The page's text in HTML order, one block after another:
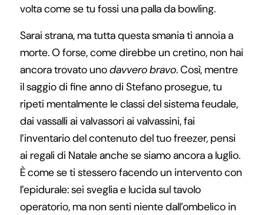
volta come se tu fossi una palla da bowling.
Sarai strana, ma tutta questa smania ti annoia a
morte. O forse, come direbbe un cretino, non hai
ancora trovato unodavvero bravo. Così, mentre
il saggio di fine anno di Stefano prosegue, tu
ripeti mentalmente le classi del sistema feudale,
dai vassalli ai valvassori ai valvassini, fai
l’inventario del contenuto del tuo freezer, pensi
ai regali di Natale anche se siamo ancora a luglio.
È come se ti stessero facendo un intervento con
l’epidurale: sei sveglia e lucida sul tavolo
operatorio, ma non senti niente dall’ombelico in